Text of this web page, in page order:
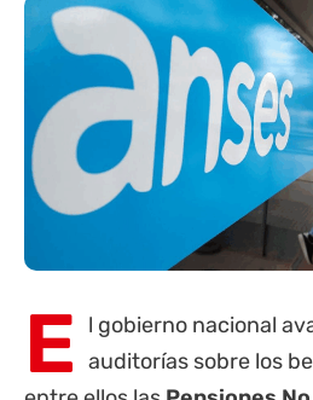
E
l gobierno nacional
auditorías sobre los